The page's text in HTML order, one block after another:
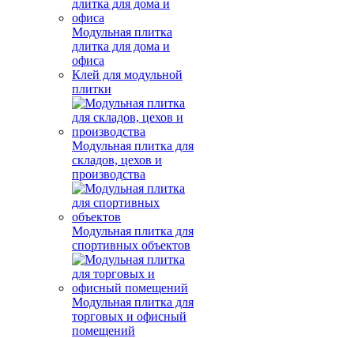
Модульная плитка
длитка для дома и
офиса
Клей для модульной
плитки
Модульная плитка для
складов, цехов и
производства
Модульная плитка для
спортивных объектов
Модульная плитка для
торговых и офисный
помещений